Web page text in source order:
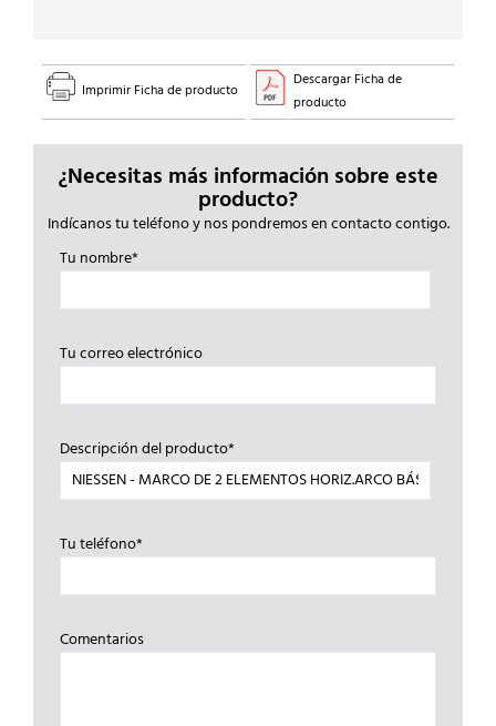
Imprimir Ficha de producto
Descargar Ficha de
producto
¿Necesitas más información sobre este
producto?
Indícanos tu teléfono y nos pondremos en contacto contigo.
Tu nombre*
Tu correo electrónico
Descripción del producto*
Tu teléfono*
Comentarios